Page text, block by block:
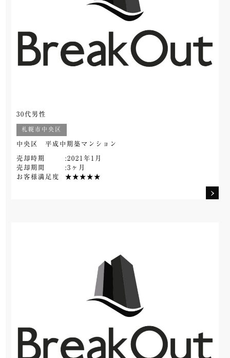
30代男性
札幌市中央区
中央区 平成中期築マンション
売却時期
:2021年1月
売却期間
:3ヶ月
お客様満足度
★★★★★